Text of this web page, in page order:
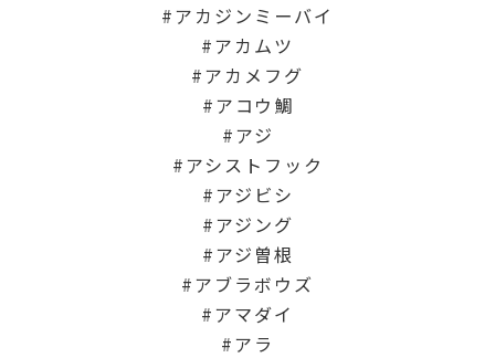
アカジンミーバイ
アカムツ
アカメフグ
アコウ鯛
アジ
アシストフック
アジビシ
アジング
アジ曽根
アブラボウズ
アマダイ
アラ